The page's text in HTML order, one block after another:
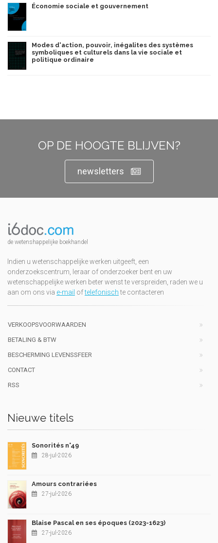
Économie sociale et gouvernement
Modes d'action, pouvoir, inégalites des systèmes
symboliques et culturels dans la vie sociale et
politique ordinaire
OP DE HOOGTE BLIJVEN?
newsletters
de wetenshappelijke boekhandel
Indien u wetenschappelijke werken uitgeeft, een
onderzoekscentrum, leraar of onderzoeker bent en uw
wetenschappelijke werken beter wenst te verspreiden, raden we u
aan om ons via e-mail oftelefonischte contacteren
VERKOOPSVOORWAARDEN
BETALING & BTW
BESCHERMING LEVENSSFEER
CONTACT
RSS
Nieuwe titels
Sonorités n°49
28-jul-2026
Amours contrariées
27-jul-2026
Blaise Pascal en ses époques (2023-1623)
27-jul-2026